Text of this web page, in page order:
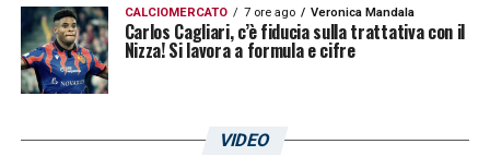
CALCIOMERCATO 7 ore ago Veronica Mandala
Carlos Cagliari, c’è fiducia sulla trattativa con il
Nizza! Si lavora a formula e cifre
VIDEO